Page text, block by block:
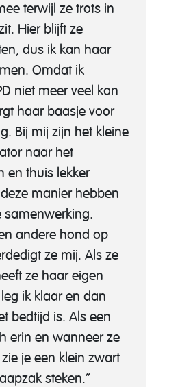
terwijl ze trots in
Hier blijft ze
dus ik kan haar
Omdat ik
niet meer veel kan
haar baasje voor
Bij mij zijn het kleine
naar het
en thuis lekker
manier hebben
samenwerking.
andere hond op
ze mij. Als ze
ze haar eigen
ik klaar en dan
bedtijd is. Als een
erin en wanneer ze
je een klein zwart
steken.”